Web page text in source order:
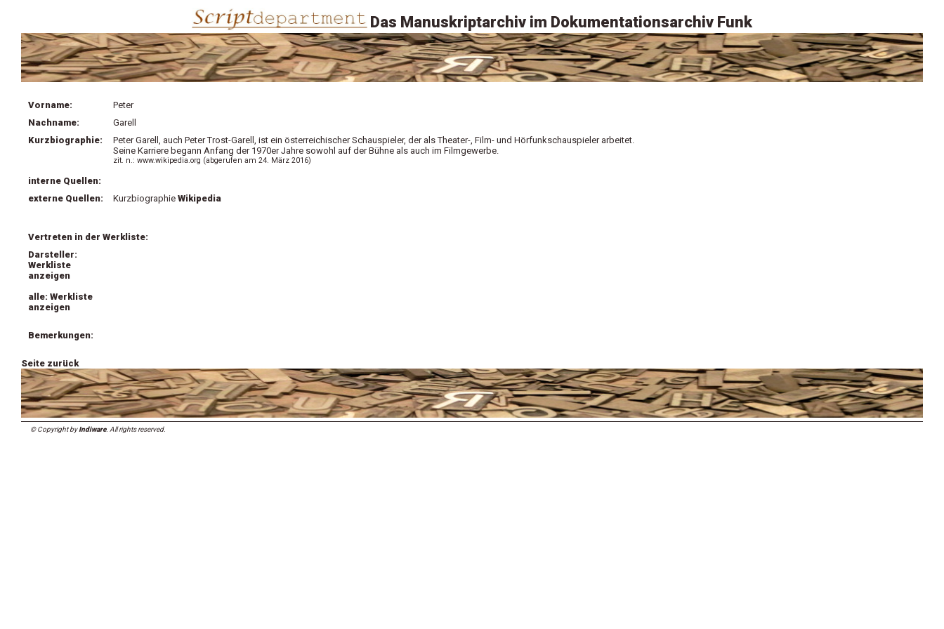
Das Manuskriptarchiv im Dokumentationsarchiv Funk
Vorname:
Peter
Nachname:
Garell
Kurzbiographie:
Peter Garell, auch Peter Trost-Garell, ist ein österreichischer Schauspieler, der als Theater-, Film- und Hörfunkschauspieler arbeitet.
Seine Karriere begann Anfang der 1970er Jahre sowohl auf der Bühne als auch im Filmgewerbe.
zit. n.: www.wikipedia.org (abgerufen am 24. März 2016)
interne Quellen:
externe Quellen:
Kurzbiographie Wikipedia
Vertreten in der Werkliste:
Darsteller:
Werkliste
anzeigen
alle: Werkliste
anzeigen
Bemerkungen:
Seite zurück
© Copyright byIndiware. All rights reserved.